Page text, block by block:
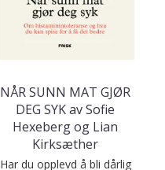
NÅR SUNN MAT GJØR
DEG SYK av Sofie
Hexeberg og Lian
Kirksæther
Har du opplevd å bli dårlig